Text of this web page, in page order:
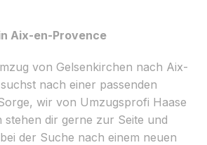
Aix-en-Provence
von Gelsenkirchen nach Aix-
nach einer passenden
wir von Umzugsprofi Haase
stehen dir gerne zur Seite und
der Suche nach einem neuen